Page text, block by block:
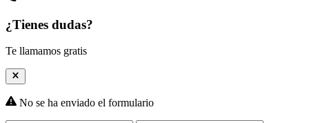
¿Tienes dudas?
Te llamamos gratis
No se ha enviado el formulario